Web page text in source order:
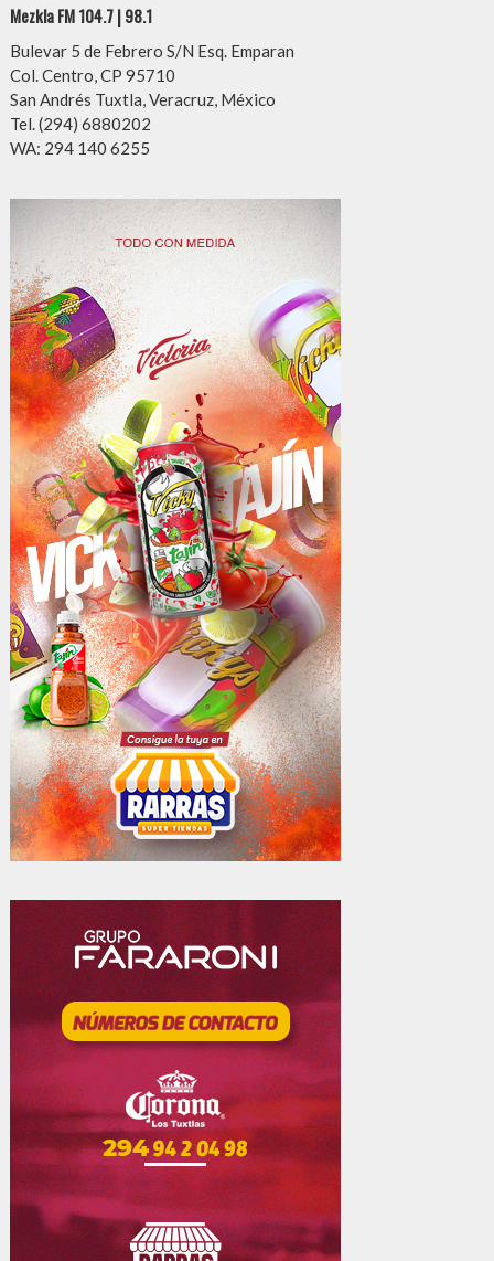
Mezkla FM 104.7 | 98.1
Bulevar 5 de Febrero S/N Esq. Emparan
Col. Centro, CP 95710
San Andrés Tuxtla, Veracruz, México
Tel. (294) 6880202
WA: 294 140 6255